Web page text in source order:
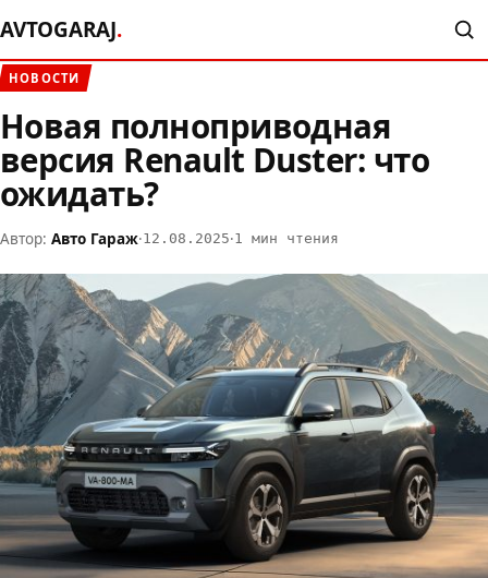
AVTOGARAJ.
НОВОСТИ
Новая полноприводная
версия Renault Duster: что
ожидать?
Автор: Авто Гараж·12.08.2025·1 мин чтения